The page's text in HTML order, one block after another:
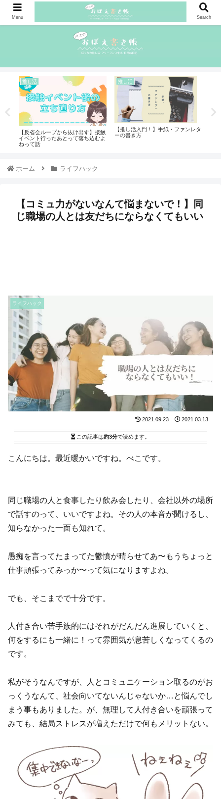
推し活
【反省会ループから抜け出す】接触
イベント行ったあとって落ち込むよ
ねって話
推し活
【推し活入門！】手紙・ファンレタ
ーの書き方
ホーム ライフハック
【コミュ力がないなんて悩まないで！】同
じ職場の人とは友だちにならなくてもいい
ライフハック
2021.09.23 2021.03.13
この記事は約3分で読めます。
こんにちは。最近暖かいですね。べこです。
同じ職場の人と食事したり飲み会したり、会社以外の場所
で話すのって、いいですよね。その人の本音が聞けるし、
知らなかった一面も知れて。
愚痴を言ってたまってた鬱憤が晴らせてあ〜もうちょっと
仕事頑張ってみっか〜って気になりますよね。
でも、そこまでで十分です。
人付き合い苦手族的にはそれがだんだん進展していくと、
何をするにも一緒に！って雰囲気が息苦しくなってくるの
です。
私がそうなんですが、人とコミュニケーション取るのがお
っくうなんて、社会向いてないんじゃないか…と悩んでし
まう事もありました。が、無理して人付き合いを頑張って
みても、結局ストレスが増えただけで何もメリットない。
Menu Search